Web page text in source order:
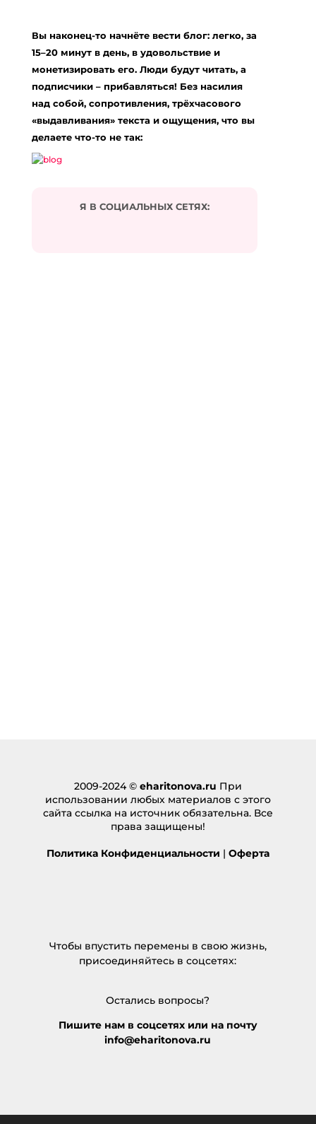
Bulgarian:
Люблю фильмы ужасов. Фильм «Последнее
слово»http://www.tvcok.ru/film/poslednee-
slovo.htmlмне понравился. Идея интересная. Я
осталась под впечатлением.
Ваш адрес email не будет опубликован.
Вы наконец-то начнёте вести блог: легко, за
15–20 минут в день, в удовольствие и
монетизировать его. Люди будут читать, а
подписчики – прибавляться! Без насилия
над собой, сопротивления, трёхчасового
«выдавливания» текста и ощущения, что вы
делаете что-то не так:
Я В СОЦИАЛЬНЫХ СЕТЯХ:
2009-2024 © eharitonova.ru При
использовании любых материалов с этого
сайта ссылка на источник обязательна. Все
права защищены!
Политика Конфиденциальности | Оферта
Чтобы впустить перемены в свою жизнь,
присоединяйтесь в соцсетях:
Остались вопросы?
Пишите нам в соцсетях или на почту
info@eharitonova.ru